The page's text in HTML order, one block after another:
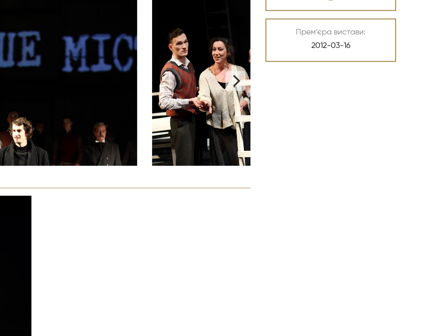
Прем’єра вистави:
2012-03-16